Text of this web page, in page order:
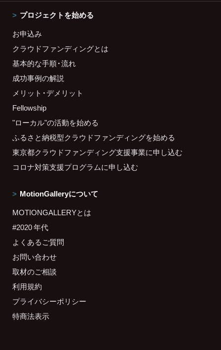
プロジェクトを始める
お申込み
クラウドファンディングとは
基本的な手順・流れ
成功事例の解説
メリット・デメリット
Fellowship
"ローカル"の活動を始める
ふるさと納税型クラウドファンディングを始める
東京都クラウドファンディング支援事業に申し込む
コロナ対策支援プログラムに申し込む
MotionGalleryについて
MOTIONGALLERYとは
#2020 年代
よくあるご質問
お問い合わせ
取材のご相談
利用規約
プライバシーポリシー
特商法表示